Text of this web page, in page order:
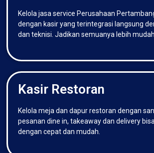
Kelola jasa service Perusahaan
dengan kasir yang terintegrasi langsung
dan teknisi. Jadikan semuanya lebih
Kasir Restoran
Kelola meja dan dapur restoran dengan
pesanan dine in, takeaway dan delivery
dengan cepat dan mudah.